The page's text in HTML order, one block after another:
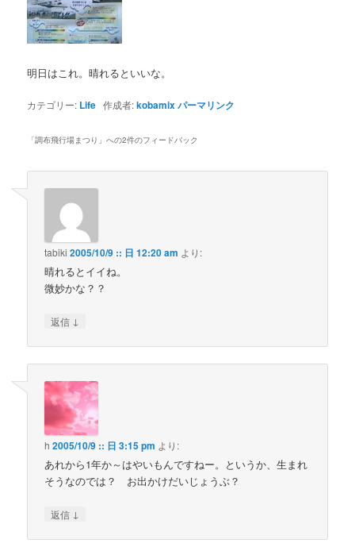
明日はこれ。晴れるといいな。
カテゴリー: Life 作成者:kobamixパーマリンク
「調布飛行場まつり 」への2件のフィードバック
tabiki 2005/10/9 :: 日 12:20 am より:
晴れるとイイね。
微妙かな？？
返信 ↓
h 2005/10/9 :: 日 3:15 pm より:
あれから1年か～はやいもんですねー。というか、生まれ
そうなのでは？ お出かけだいじょうぶ？
返信 ↓